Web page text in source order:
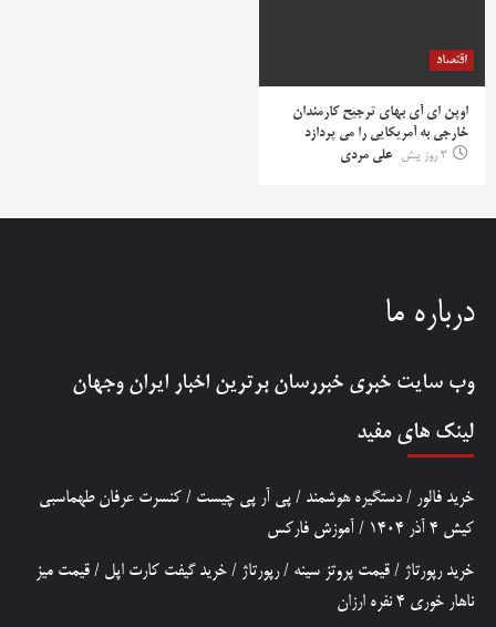
اقتصاد
اوپن ای آی بهای ترجیح کارمندان
خارجی به آمریکایی را می پردازد
3 روز پیش
علی مردی
درباره ما
وب سایت خبری خبررسان برترین اخبار ایران وجهان
لینک های مفید
خرید فالور / دستگیره هوشمند / پی آر پی چیست / کنسرت عرفان طهماسبی
کیش 4 آذر 1404
/ آموزش فارکس
خرید رپورتاژ / قیمت پروتز سینه /رپورتاژ / خرید گیفت کارت اپل / قیمت میز
ناهار خوری 4 نفره ارزان